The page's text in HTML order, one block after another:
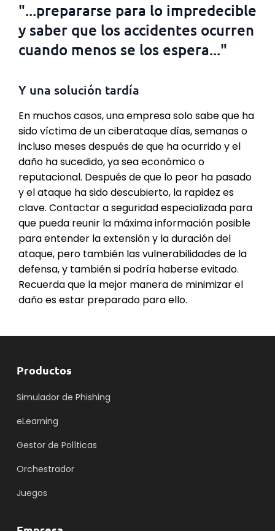
"...prepararse para lo impredecible
y saber que los accidentes ocurren
cuando menos se los espera..."
Y una solución tardía
En muchos casos, una empresa solo sabe que ha
sido víctima de un ciberataque días, semanas o
incluso meses después de que ha ocurrido y el
daño ha sucedido, ya sea económico o
reputacional. Después de que lo peor ha pasado
y el ataque ha sido descubierto, la rapidez es
clave. Contactar a seguridad especializada para
que pueda reunir la máxima información posible
para entender la extensión y la duración del
ataque, pero también las vulnerabilidades de la
defensa, y también si podría haberse evitado.
Recuerda que la mejor manera de minimizar el
daño es estar preparado para ello.
Productos
Simulador de Phishing
eLearning
Gestor de Políticas
Orchestrador
Juegos